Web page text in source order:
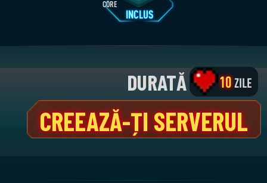
Procesor
1
CORE
INCLUS
CREEAZĂ-ȚI SERVERUL